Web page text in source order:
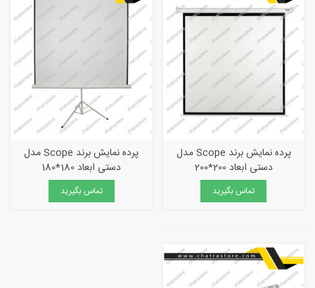
پرده نمایش برند Scope مدل
دستی ابعاد 200*200
تماس بگیرید
پرده نمایش برند Scope مدل
دستی ابعاد 180*180
تماس بگیرید